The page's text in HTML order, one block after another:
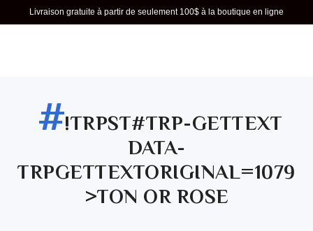
Livraison gratuite à partir de seulement 100$ à la boutique en ligne
#!TRPST#TRP-GETTEXT
DATA-
TRPGETTEXTORIGINAL=1079
>TON OR ROSE
CONTACT